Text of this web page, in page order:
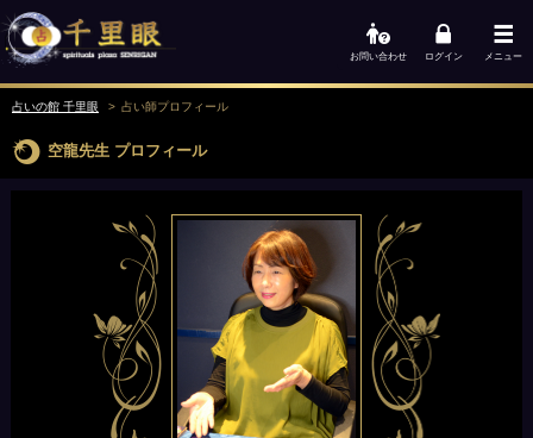
お問い合わせ ログイン メニュー
占いの館 千里眼 占い師プロフィール
空龍先生 プロフィール